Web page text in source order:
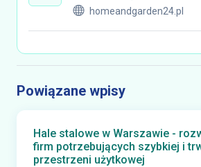
homeandgarden24.pl
Powiązane wpisy
Hale stalowe w Warszawie -
firm potrzebujących szybkiej i
przestrzeni użytkowej